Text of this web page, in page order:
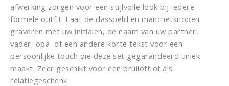
afwerking zorgen voor een stijlvolle look bij iedere
formele outfit. Laat de dasspeld en manchetknopen
graveren met uw initialen, de naam van uw partner,
vader, opa of een andere korte tekst voor een
persoonlijke touch die deze set gegarandeerd uniek
maakt. Zeer geschikt voor een bruiloft of als
relatiegeschenk.